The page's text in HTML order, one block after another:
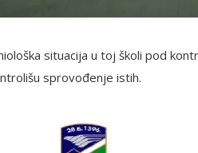
situacija u toj školi pod
sprovođenje istih.